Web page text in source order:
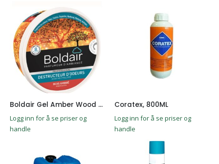
Boldair Gel Amber Wood 300g
Logg inn for å se priser og
handle
Coratex, 800ML
Logg inn for å se priser og
handle